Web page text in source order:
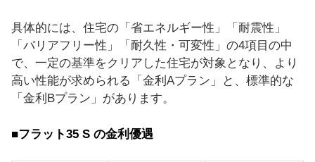
具体的には、住宅の「省エネルギー性」「耐震性」
「バリアフリー性」「耐久性・可変性」の4項目の中
で、一定の基準をクリアした住宅が対象となり、より
高い性能が求められる「金利Aプラン」と、標準的な
「金利Bプラン」があります。
■フラット35 S の金利優遇